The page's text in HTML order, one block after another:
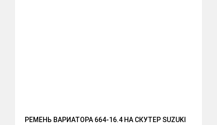
РЕМЕНЬ ВАРИАТОРА 664-16.4 НА СКУТЕР SUZUKI